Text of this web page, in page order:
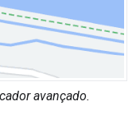
avançado.